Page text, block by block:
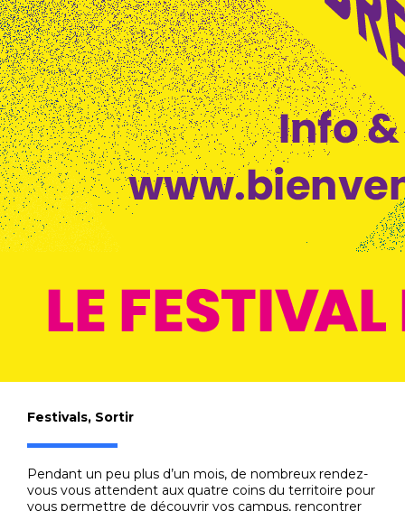
Festivals, Sortir
Pendant un peu plus d’un mois, de nombreux rendez-
vous vous attendent aux quatre coins du territoire pour
vous permettre de découvrir vos campus, rencontrer